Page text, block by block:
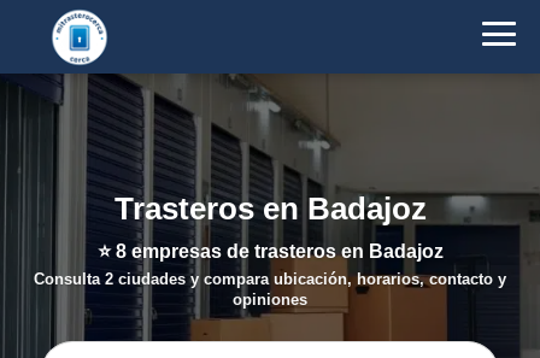
Trasteros en Badajoz
⭐8empresas de trasteros en Badajoz
Consulta 2 ciudades y compara ubicación, horarios, contacto y
opiniones